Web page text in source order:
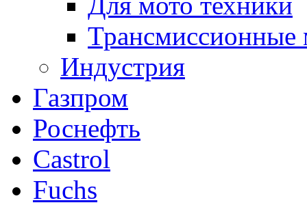
Трансмиссионные
Индустрия
Газпром
Роснефть
Castrol
Fuchs